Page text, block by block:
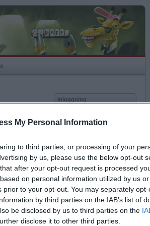
My Personal Information
to third parties, or processing of your
by us, please use the below opt-out
after your opt-out request is processed
on personal information utilized by us
to your opt-out. You may separately
by third parties on the IAB’s list of
be disclosed by us to third parties on the
disclose it to other third parties.
1055
8060
0
28
9
Inloggning
Kom ihåg mig
Glömt ditt lösenord?
Få ny aktiveringslänk
Betapet är gratis!